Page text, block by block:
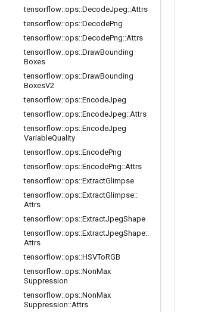
tensorflow::ops::DecodeJpeg::Attrs
tensorflow::ops::DecodePng
tensorflow::ops::DecodePng::Attrs
tensorflow::ops::DrawBounding
Boxes
tensorflow::ops::DrawBounding
BoxesV2
tensorflow::ops::EncodeJpeg
tensorflow::ops::EncodeJpeg::Attrs
tensorflow::ops::EncodeJpeg
VariableQuality
tensorflow::ops::EncodePng
tensorflow::ops::EncodePng::Attrs
tensorflow::ops::ExtractGlimpse
tensorflow::ops::ExtractGlimpse::
Attrs
tensorflow::ops::ExtractJpegShape
tensorflow::ops::ExtractJpegShape::
Attrs
tensorflow::ops::HSVToRGB
tensorflow::ops::NonMax
Suppression
tensorflow::ops::NonMax
Suppression::Attrs